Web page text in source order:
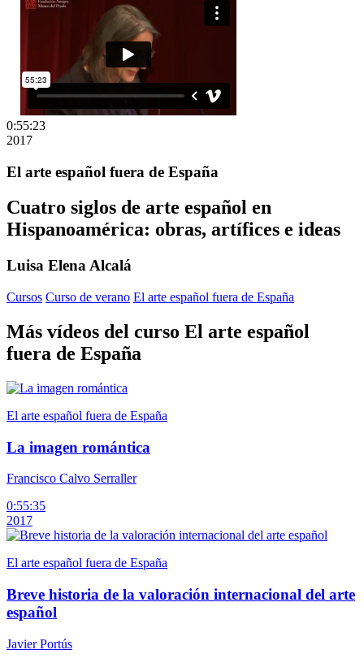
0:55:23
2017
El arte español fuera de España
Cuatro siglos de arte español en
Hispanoamérica: obras, artífices e ideas
Luisa Elena Alcalá
Cursos Curso de verano El arte español fuera de España
Más vídeos del curso El arte español
fuera de España
El arte español fuera de España
La imagen romántica
Francisco Calvo Serraller
0:55:35
2017
El arte español fuera de España
Breve historia de la valoración internacional del arte
español
Javier Portús